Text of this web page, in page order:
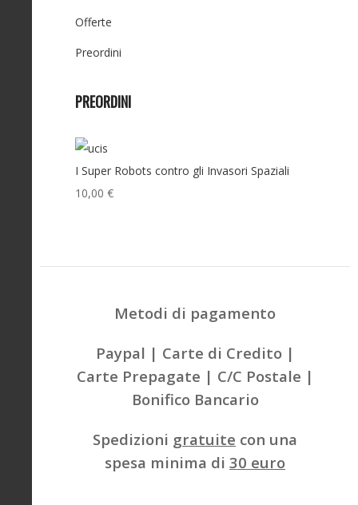
Offerte
Preordini
PREORDINI
I Super Robots contro gli Invasori Spaziali
10,00 €
Metodi di pagamento
Paypal | Carte di Credito |
Carte Prepagate | C/C Postale |
Bonifico Bancario
Spedizioni gratuite con una
spesa minima di 30 euro